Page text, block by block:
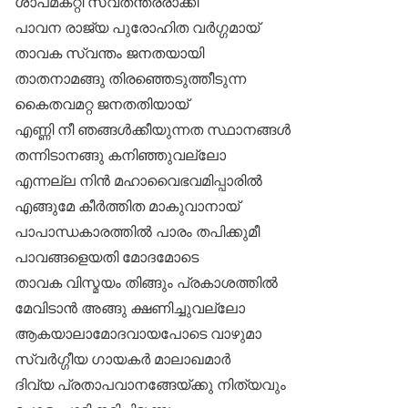
പാവന രാജ്യ പുരോഹിത വര്‍ഗ്ഗമായ്
താവക സ്വന്തം ജനതയായി
താതനാമങ്ങു തിരഞ്ഞെടുത്തീടുന്ന
കൈതവമറ്റ ജനതതിയായ്
എണ്ണി നീ ഞങ്ങള്‍ക്കീയുന്നത സ്ഥാനങ്ങള്‍
തന്നിടാനങ്ങു കനിഞ്ഞുവല്ലോ
എന്നല്ല നിന്‍ മഹാവൈഭവമിപ്പാരില്‍
എങ്ങുമേ കീര്‍ത്തിത മാകുവാനായ്
പാപാന്ധകാരത്തില്‍ പാരം തപിക്കുമീ
പാവങ്ങളെയതി മോദമോടെ
താവക വിസ്മയം തിങ്ങും പ്രകാശത്തില്‍
മേവിടാന്‍ അങ്ങു ക്ഷണിച്ചുവല്ലോ
ആകയാലാമോദവായപോടെ വാഴുമാ
സ്വര്‍ഗ്ഗീയ ഗായകര്‍ മാലാഖമാര്‍
ദിവ്യ പ്രതാപവാനങ്ങേയ്ക്കു നിത്യവും